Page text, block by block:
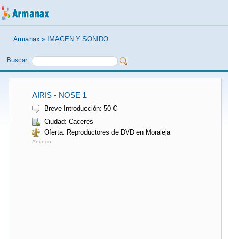
Armanax » IMAGEN Y SONIDO
Buscar:
AIRIS - NOSE 1
Breve Introducción: 50 €
Ciudad: Caceres
Oferta: Reproductores de DVD en Moraleja
Anuncio